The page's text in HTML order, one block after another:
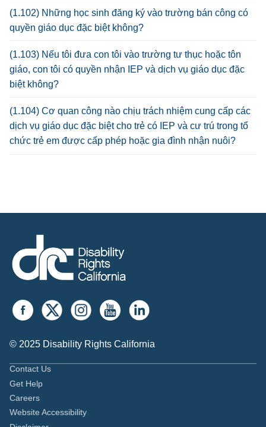
(1.102) Những học sinh đăng ký vào trường bán công có
quyền giáo dục đặc biệt không?
(1.103) Nếu tôi đưa con tôi vào trường tư thục hoặc tôn
giáo, con tôi có quyền nhận IEP và dịch vụ giáo dục đặc
biệt không?
(1.104) Cơ quan công nào chịu trách nhiệm cung cấp các
dịch vụ giáo dục đặc biệt cho trẻ có IEP và cư trú trong tổ
chức trẻ em được cấp phép hoặc gia đình nhận nuôi?
© 2025 Disability Rights California
Contact Us
Get Help
Careers
Website Accessibility